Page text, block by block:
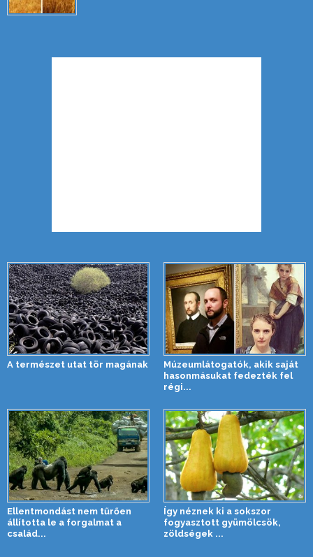
A természet utat tör magának
Múzeumlátogatók, akik saját
hasonmásukat fedezték fel
régi...
Ellentmondást nem tűrően
állította le a forgalmat a
család...
Így néznek ki a sokszor
fogyasztott gyümölcsök,
zöldségek ...